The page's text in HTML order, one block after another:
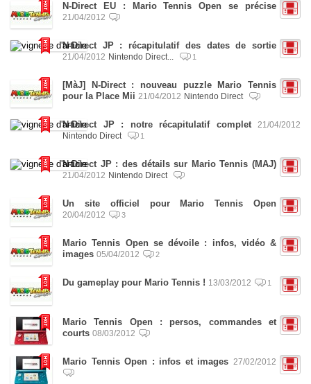
N-Direct EU : Mario Tennis Open se précise
21/04/2012
N-Direct JP : récapitulatif des dates de sortie
21/04/2012 Nintendo Direct... 1
[MàJ] N-Direct : nouveau puzzle Mario Tennis
pour la Place Mii 21/04/2012 Nintendo Direct
N-Direct JP : notre récapitulatif complet
21/04/2012
Nintendo Direct
1
N-Direct JP : des détails sur Mario Tennis (MAJ)
21/04/2012 Nintendo Direct
Un site officiel pour Mario Tennis Open
20/04/2012 3
Mario Tennis Open se dévoile : infos, vidéo &
images 05/04/2012 2
Du gameplay pour Mario Tennis ! 13/03/2012 1
Mario Tennis Open : persos, commandes et
courts 08/03/2012
Mario Tennis Open : infos et images 27/02/2012